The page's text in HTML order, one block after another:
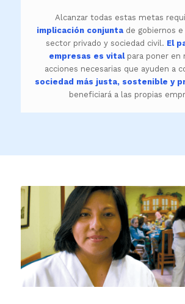
Alcanzar todas estas metas
implicación conjunta de gobiernos
sector privado y sociedad civil. El
empresas es vitalpara poner en
acciones necesarias que ayuden a
sociedad más justa, sostenible y
beneficiará a las propias